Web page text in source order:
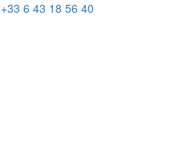
+33 6 43 18 56 40